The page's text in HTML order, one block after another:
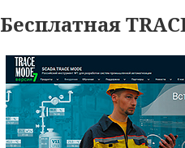
Бесплатная